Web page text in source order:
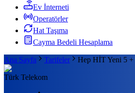
Ev İnterneti
Operatörler
Hat Taşıma
Cayma Bedeli Hesaplama
Ana Sayfa Tarifeler Hep HİT Yeni 5
Türk Telekom